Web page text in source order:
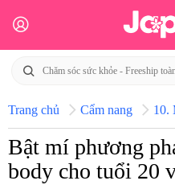
Trang chủ Cẩm nang 10.
Bật mí phương
body cho tuổi 20